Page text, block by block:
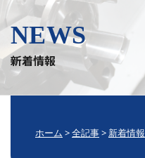
NEWS
新着情報
ホーム >全記事> 新着情報